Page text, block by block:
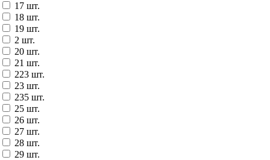
17 шт.
18 шт.
19 шт.
2 шт.
20 шт.
21 шт.
223 шт.
23 шт.
235 шт.
25 шт.
26 шт.
27 шт.
28 шт.
29 шт.